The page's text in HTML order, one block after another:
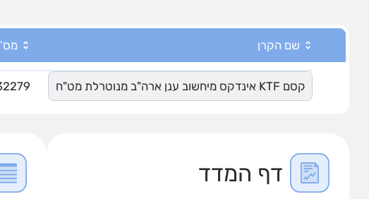
שם הקרן מס'
קסם KTF אינדקס מיחשוב ענן ארה"ב מנוטרלת מט"ח
דף המדד